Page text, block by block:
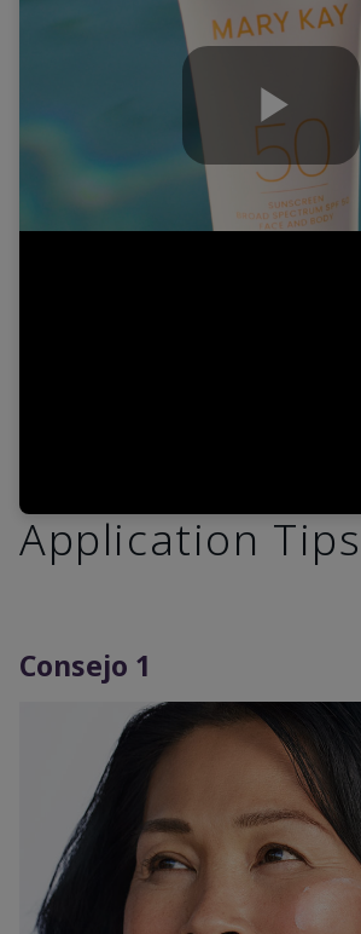
Play
Application Tips
Consejo 1